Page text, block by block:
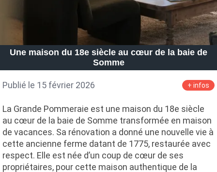
Une maison du 18e siècle au cœur de la baie de
Somme
Publié le 15 février 2026 + infos
La Grande Pommeraie est une maison du 18e siècle
au cœur de la baie de Somme transformée en maison
de vacances. Sa rénovation a donné une nouvelle vie à
cette ancienne ferme datant de 1775, restaurée avec
respect. Elle est née d’un coup de cœur de ses
propriétaires, pour cette maison authentique de la